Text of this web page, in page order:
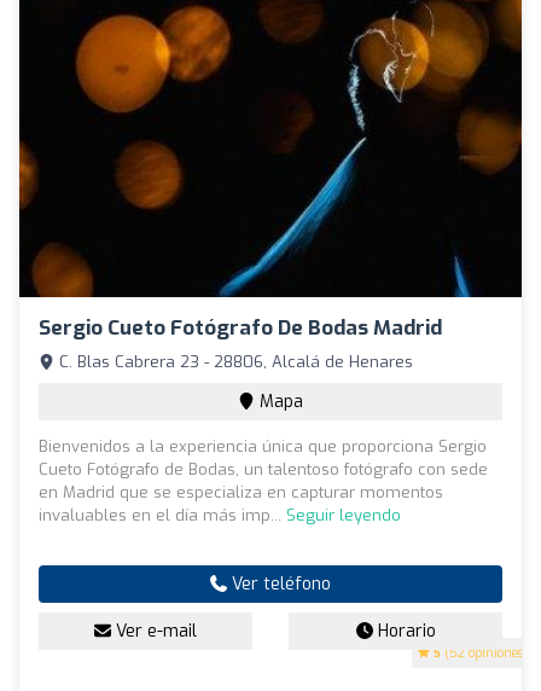
Sergio Cueto Fotógrafo De Bodas Madrid
5 (52 opiniones)
C. Blas Cabrera 23 - 28806, Alcalá de Henares
Mapa
Bienvenidos a la experiencia única que proporciona Sergio
Cueto Fotógrafo de Bodas, un talentoso fotógrafo con sede
en Madrid que se especializa en capturar momentos
invaluables en el día más imp... Seguir leyendo
Ver teléfono
Ver e-mail Horario